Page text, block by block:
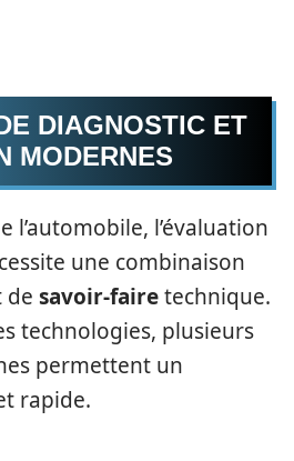
DIAGNOSTIC ET
MODERNES
l’automobile, l’évaluation
une combinaison
de savoir-fairetechnique.
technologies, plusieurs
permettent un
rapide.